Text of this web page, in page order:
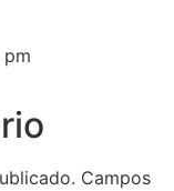
Campos